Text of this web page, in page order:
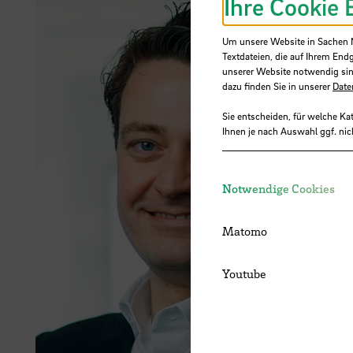
Um unsere Website in
Textdateien, die auf Ihrem
unserer Website notwendig
dazu finden Sie in unserer
Sie entscheiden, für welche
Ihnen je nach Auswahl ggf.
Notwendige Cookies
Matomo
Youtube